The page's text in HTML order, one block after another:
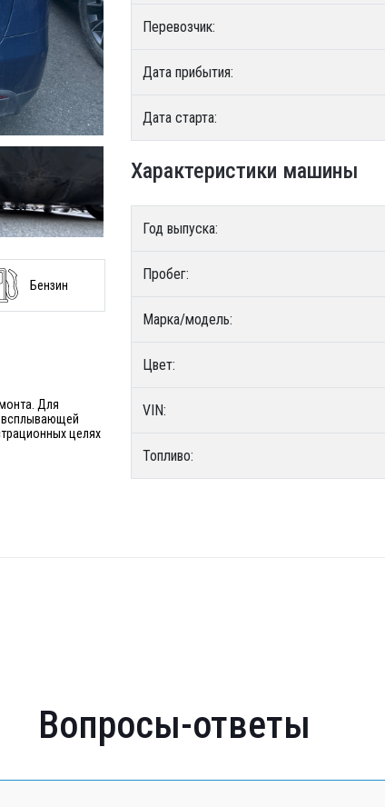
Бензин
Для
всплывающей
целях
Перевозчик:
Дата прибытия:
Дата старта:
Характеристики машины
Год выпуска:
Пробег:
Марка/модель:
Цвет:
VIN:
Топливо:
Вопросы-ответы